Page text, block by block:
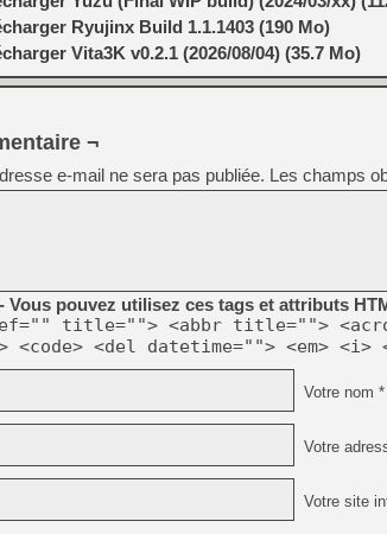
Ryujinx Build 1.1.1403 (190 Mo)
Vita3K v0.2.1 (2026/08/04) (35.7 Mo)
¬
e-mail ne sera pas publiée. Les champs
Vous pouvez utilisez ces tags et attributs
title=""> <abbr title="">
<code> <del datetime=""> <em>
Votre nom *
Votre
Votre site